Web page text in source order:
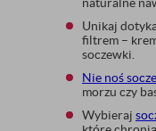
Unikaj
filtrem –
soczewki.
Nie noś
morzu czy
Wybieraj